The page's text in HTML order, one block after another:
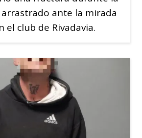
ante la mirada
el club de Rivadavia.